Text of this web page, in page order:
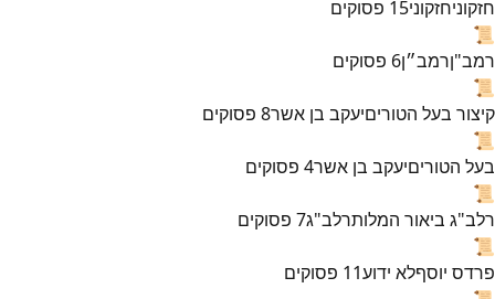
חזקוניחזקוני15 פסוקים
📜
רמב"ןרמב״ן6 פסוקים
📜
קיצור בעל הטוריםיעקב בן אשר8 פסוקים
📜
בעל הטוריםיעקב בן אשר4 פסוקים
📜
רלב"ג ביאור המלותרלב"ג7 פסוקים
📜
פרדס יוסףלא ידוע11 פסוקים